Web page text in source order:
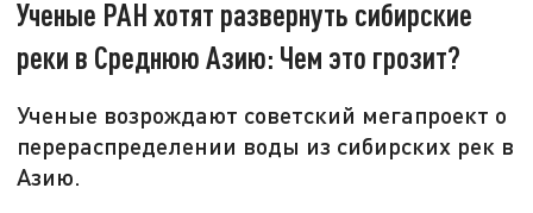
Ученые РАН хотят развернуть сибирские
реки в Среднюю Азию: Чем это грозит?
Ученые возрождают советский мегапроект о
перераспределении воды из сибирских рек в
Азию.